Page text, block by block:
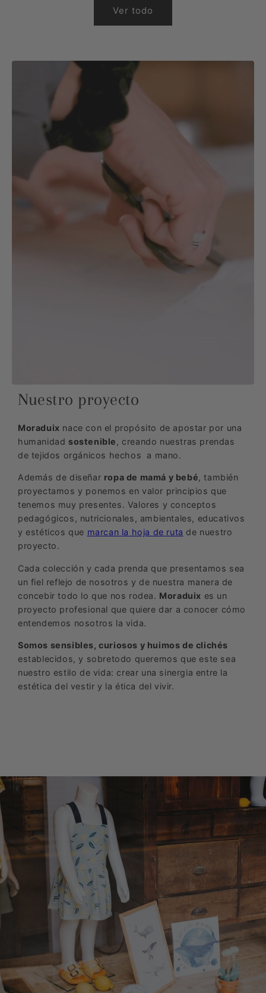
Ver todo
Nuestro proyecto
Moraduix nace con el propósito de apostar por una
humanidad sostenible , creando nuestras prendas
de tejidos orgánicos hechos a mano.
Además de diseñar ropa de mamá y bebé, también
proyectamos y ponemos en valor principios que
tenemos muy presentes. Valores y conceptos
pedagógicos, nutricionales, ambientales, educativos
y estéticos que marcan la hoja de ruta de nuestro
proyecto.
Cada colección y cada prenda que presentamos sea
un fiel reflejo de nosotros y de nuestra manera de
concebir todo lo que nos rodea. Moraduix es un
proyecto profesional que quiere dar a conocer cómo
entendemos nosotros la vida.
Somos sensibles, curiosos y huimos de clichés
establecidos, y sobretodo queremos que este sea
nuestro estilo de vida: crear una sinergia entre la
estética del vestir y la ética del vivir.